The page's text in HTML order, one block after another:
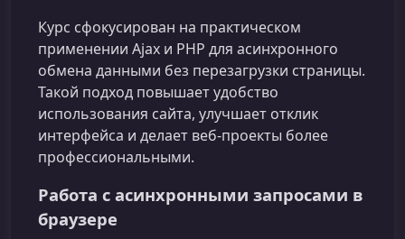
Курс сфокусирован на практическом
применении Ajax и PHP для асинхронного
обмена данными без перезагрузки страницы.
Такой подход повышает удобство
использования сайта, улучшает отклик
интерфейса и делает веб‑проекты более
профессиональными.
Работа с асинхронными запросами в
браузере